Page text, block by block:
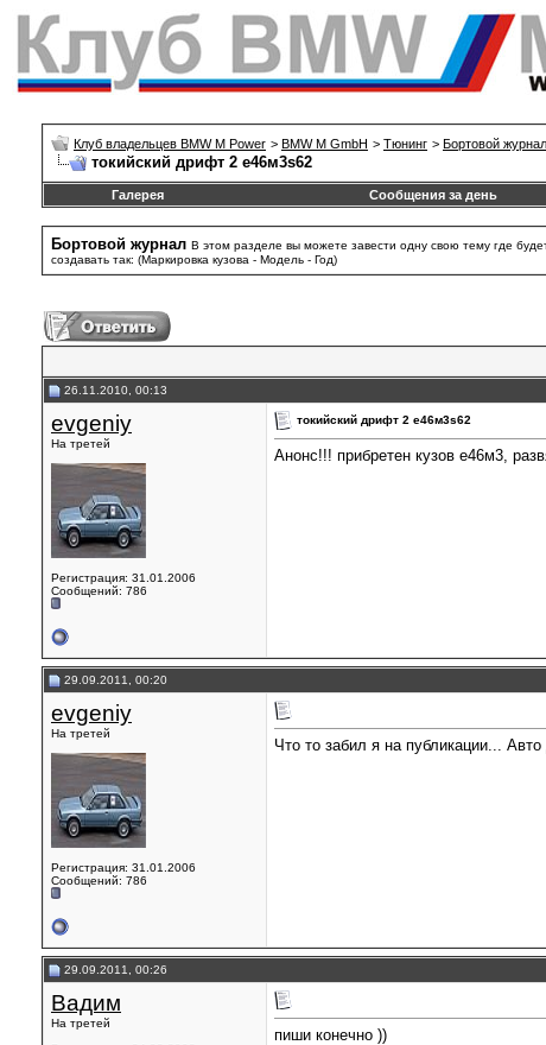
Клуб владельцев BMW M Power > BMW M GmbH > Тюнинг > Бортовой журнал
токийский дрифт 2 е46м3s62
Галерея Сообщения за день
Бортовой журнал В этом разделе вы можете завести одну свою тему где
создавать так: (Маркировка кузова - Модель - Год)
26.11.2010, 00:13
evgeniy
На третей
Регистрация: 31.01.2006
Сообщений: 786
токийский дрифт 2 е46м3s62
Анонс!!! прибретен кузов е46м3,
29.09.2011, 00:20
evgeniy
На третей
Регистрация: 31.01.2006
Сообщений: 786
Что то забил я на публикации...
29.09.2011, 00:26
Вадим
На третей
пиши конечно ))